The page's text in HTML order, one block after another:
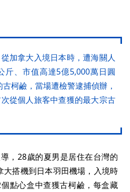
加拿大入境日本時，遭海關人
斤、市值高達5億5,000萬日圓
古柯鹼，當場遭檢警逮捕偵辦，
從個人旅客中查獲的最大宗古
，28歲的夏男是居住在台灣的
大搭機到日本羽田機場，入境時
點心盒中查獲古柯鹼，每盒藏